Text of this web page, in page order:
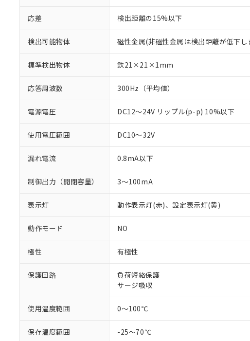
応差 検出距離の15%以下
検出可能物体 磁性金属(非磁性金属は検出距離が低下し
標準検出物体 鉄21×21×1mm
応答周波数 300Hz（平均値）
電源電圧 DC12～24V リップル(p-p) 10%以下
使用電圧範囲 DC10～32V
漏れ電流 0.8mA以下
制御出力（開閉容量） 3～100mA
表示灯 動作表示灯(赤)、設定表示灯(黄)
動作モード NO
極性 有極性
保護回路
負荷短絡保護
サージ吸収
使用温度範囲 0～100℃
保存温度範囲 -25～70℃
当社制御機器事業取扱
※1 対応状況
対応済み：EU RoHS指令
対応予定：EU RoHS指令（
*EU RoHS指令（10物質）：
フタル酸ビス(2-エチルヘキシル)
フタル酸エステル類の４物質につい
※1 中国RoHS○×表
「○」：最大均質材料含有率
「×」：最大均質材料含有率
などの必要な手続きを
号
○ 一定数以上の在庫